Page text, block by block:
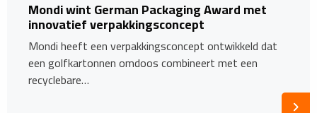
Mondi wint German Packaging Award met
innovatief verpakkingsconcept
Mondi heeft een verpakkingsconcept ontwikkeld dat
een golfkartonnen omdoos combineert met een
recyclebare…